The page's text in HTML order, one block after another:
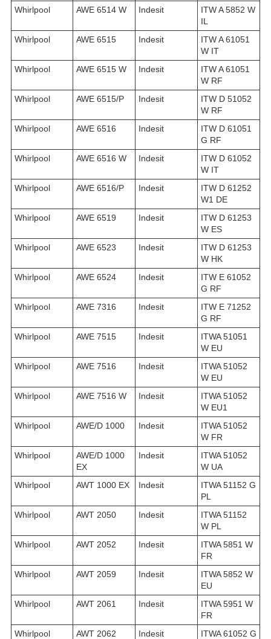
Whirlpool
AWE 6514 W Indesit
ITW A 5852 W
IL
Whirlpool
AWE 6515 Indesit
ITW A 61051
W IT
Whirlpool
AWE 6515 W Indesit
ITW A 61051
W RF
Whirlpool
AWE 6515/P Indesit
ITW D 51052
W RF
Whirlpool
AWE 6516 Indesit
ITW D 61051
G RF
Whirlpool
AWE 6516 W Indesit
ITW D 61052
W IT
Whirlpool
AWE 6516/P Indesit
ITW D 61252
W1 DE
Whirlpool
AWE 6519 Indesit
ITW D 61253
W ES
Whirlpool
AWE 6523 Indesit
ITW D 61253
W HK
Whirlpool
AWE 6524 Indesit
ITW E 61052
G RF
Whirlpool
AWE 7316 Indesit
ITW E 71252
G RF
Whirlpool
AWE 7515 Indesit
ITWA 51051
W EU
Whirlpool
AWE 7516 Indesit
ITWA 51052
W EU
Whirlpool
AWE 7516 W Indesit
ITWA 51052
W EU1
Whirlpool
AWE/D 1000 Indesit
ITWA 51052
W FR
Whirlpool
AWE/D 1000
EX
Indesit
ITWA 51052
W UA
Whirlpool
AWT 1000 EX Indesit
ITWA 51152 G
PL
Whirlpool
AWT 2050 Indesit
ITWA 51152
W PL
Whirlpool
AWT 2052 Indesit
ITWA 5851 W
FR
Whirlpool
AWT 2059 Indesit
ITWA 5852 W
EU
Whirlpool
AWT 2061 Indesit
ITWA 5951 W
FR
Whirlpool
AWT 2062 Indesit
ITWA 61052 G